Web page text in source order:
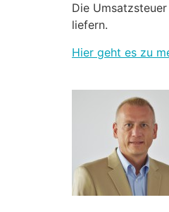
Die
liefern.
Hier geht es zu